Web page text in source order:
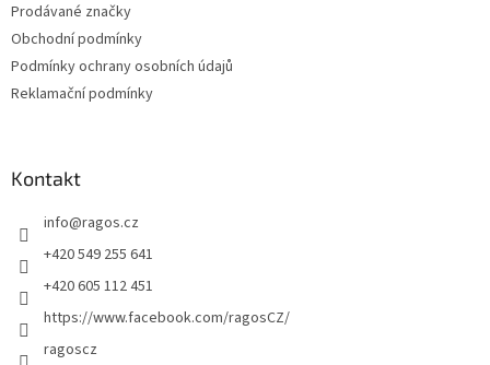
Prodávané značky
Obchodní podmínky
Podmínky ochrany osobních údajů
Reklamační podmínky
Kontakt
info@ragos.cz
+420 549 255 641
+420 605 112 451
https://www.facebook.com/ragosCZ/
ragoscz